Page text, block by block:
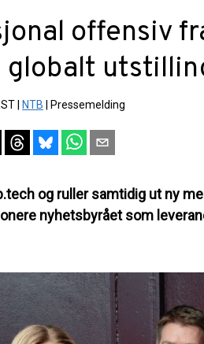
offensiv
globalt
NTB Pressemelding
og ruller samtidig ut ny
nyhetsbyrået som